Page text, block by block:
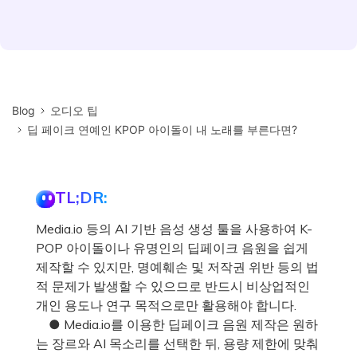
Blog
오디오 팁
딥 페이크 연예인 KPOP 아이돌이 내 노래를 부른다면?
TL;DR:
Media.io 등의 AI 기반 음성 생성 툴을 사용하여 K-
POP 아이돌이나 유명인의 딥페이크 음원을 쉽게
제작할 수 있지만, 명예훼손 및 저작권 위반 등의 법
적 문제가 발생할 수 있으므로 반드시 비상업적인
개인 용도나 연구 목적으로만 활용해야 합니다.
● Media.io를 이용한 딥페이크 음원 제작은 원하
는 장르와 AI 목소리를 선택한 뒤, 용량 제한에 맞춰